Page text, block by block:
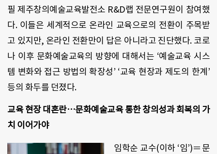
필 제주창의예술교육발전소 R&D랩 전문연구원이 참여했
다. 이들은 세계적으로 온라인 교육으로의 전환이 주목받
고 있지만, 온라인 전환만이 답은 아니라고 진단했다. 코로
나 이후 문화예술교육의 방향에 대해서는 ‘예술교육 시스
템 변화와 접근 방법의 확장성’ ‘교육 현장과 제도의 한계’
등의 화두를 던졌다.
교육 현장 대혼란…문화예술교육 통한 창의성과 회복의 가
치 이어가야
임학순 교수(이하 ‘임’)＝문